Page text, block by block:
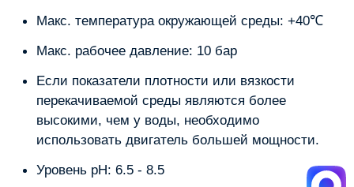
Макс. температура окружающей среды: +40℃
Макс. рабочее давление: 10 бар
Если показатели плотности или вязкости
перекачиваемой среды являются более
высокими, чем у воды, необходимо
использовать двигатель большей мощности.
Уровень pH: 6.5 - 8.5